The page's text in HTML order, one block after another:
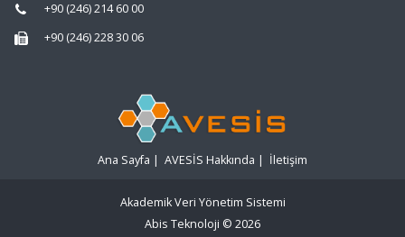
+90 (246) 214 60 00
+90 (246) 228 30 06
Ana Sayfa | AVESİS Hakkında | İletişim
Akademik Veri Yönetim Sistemi
Abis Teknoloji © 2026